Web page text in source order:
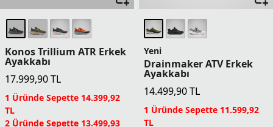
Konos Trillium ATR Erkek
Ayakkabı
17.999,90TL
1 Üründe Sepette 14.399,92
TL
2 Üründe Sepette 13.499,93
Yeni
Drainmaker ATV Erkek
Ayakkabı
14.499,90TL
1 Üründe Sepette 11.599,92
TL